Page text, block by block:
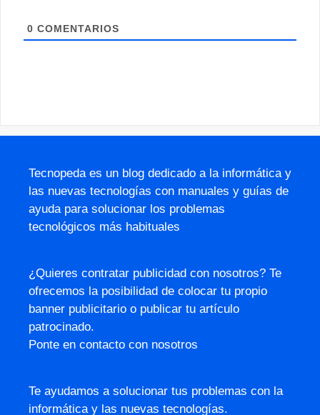
0 COMENTARIOS
Tecnopeda es un blog dedicado a la informática y
las nuevas tecnologías con manuales y guías de
ayuda para solucionar los problemas
tecnológicos más habituales
¿Quieres contratar publicidad con nosotros? Te
ofrecemos la posibilidad de colocar tu propio
banner publicitario o publicar tu artículo
patrocinado.
Ponte en contacto con nosotros
Te ayudamos a solucionar tus problemas con la
informática y las nuevas tecnologías.